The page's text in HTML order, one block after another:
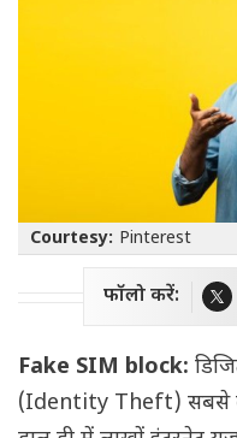
Courtesy: Pinterest
फॉलो करें:
Fake SIM block:
(Identity Theft) सबसे